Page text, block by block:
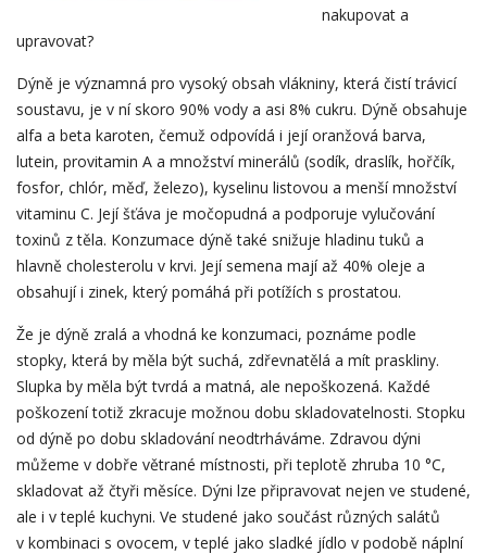
nakupovat a
upravovat?
Dýně je významná pro vysoký obsah vlákniny, která čistí trávicí
soustavu, je v ní skoro 90% vody a asi 8% cukru. Dýně obsahuje
alfa a beta karoten, čemuž odpovídá i její oranžová barva,
lutein, provitamin A a množství minerálů (sodík, draslík, hořčík,
fosfor, chlór, měď, železo), kyselinu listovou a menší množství
vitaminu C. Její šťáva je močopudná a podporuje vylučování
toxinů z těla. Konzumace dýně také snižuje hladinu tuků a
hlavně cholesterolu v krvi. Její semena mají až 40% oleje a
obsahují i zinek, který pomáhá při potížích s prostatou.
Že je dýně zralá a vhodná ke konzumaci, poznáme podle
stopky, která by měla být suchá, zdřevnatělá a mít praskliny.
Slupka by měla být tvrdá a matná, ale nepoškozená. Každé
poškození totiž zkracuje možnou dobu skladovatelnosti. Stopku
od dýně po dobu skladování neodtrháváme. Zdravou dýni
můžeme v dobře větrané místnosti, při teplotě zhruba 10 °C,
skladovat až čtyři měsíce. Dýni lze připravovat nejen ve studené,
ale i v teplé kuchyni. Ve studené jako součást různých salátů
v kombinaci s ovocem, v teplé jako sladké jídlo v podobě náplní